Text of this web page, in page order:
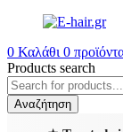
0 Καλάθι 0
Products search
Αναζήτηση